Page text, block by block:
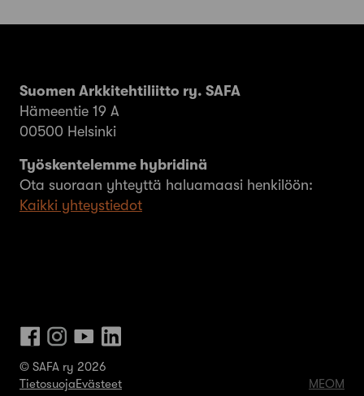
Suomen Arkkitehtiliitto ry. SAFA
Hämeentie 19 A
00500 Helsinki
Työskentelemme hybridinä
Ota suoraan yhteyttä haluamaasi henkilöön:
Kaikki yhteystiedot
© SAFA ry 2026
TietosuojaEvästeet MEOM